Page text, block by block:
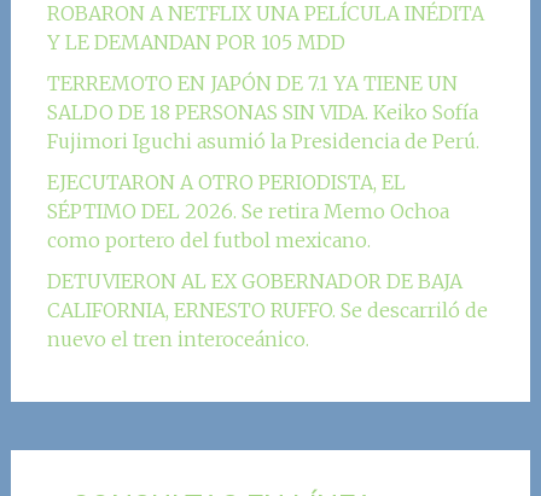
ROBARON A NETFLIX UNA PELÍCULA INÉDITA
Y LE DEMANDAN POR 105 MDD
TERREMOTO EN JAPÓN DE 7.1 YA TIENE UN
SALDO DE 18 PERSONAS SIN VIDA. Keiko Sofía
Fujimori Iguchi asumió la Presidencia de Perú.
EJECUTARON A OTRO PERIODISTA, EL
SÉPTIMO DEL 2026. Se retira Memo Ochoa
como portero del futbol mexicano.
DETUVIERON AL EX GOBERNADOR DE BAJA
CALIFORNIA, ERNESTO RUFFO. Se descarriló de
nuevo el tren interoceánico.